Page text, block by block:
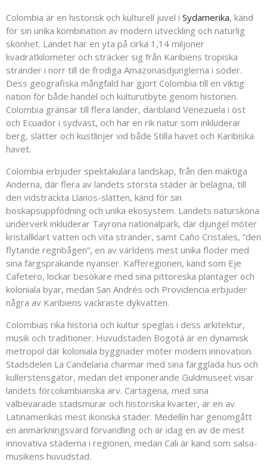
Colombia är en historisk och kulturell juvel i Sydamerika, känd
för sin unika kombination av modern utveckling och naturlig
skönhet. Landet har en yta på cirka 1,14 miljoner
kvadratkilometer och sträcker sig från Karibiens tropiska
stränder i norr till de frodiga Amazonasdjunglerna i söder.
Dess geografiska mångfald har gjort Colombia till en viktig
nation för både handel och kulturutbyte genom historien.
Colombia gränsar till flera länder, däribland Venezuela i öst
och Ecuador i sydväst, och har en rik natur som inkluderar
berg, slätter och kustlinjer vid både Stilla havet och Karibiska
havet.
Colombia erbjuder spektakulära landskap, från den mäktiga
Anderna, där flera av landets största städer är belägna, till
den vidsträckta Llanos-slätten, känd för sin
boskapsuppfödning och unika ekosystem. Landets natursköna
underverk inkluderar Tayrona nationalpark, där djungel möter
kristallklart vatten och vita stränder, samt Caño Cristales, ”den
flytande regnbågen”, en av världens mest unika floder med
sina färgsprakande nyanser. Kafferegionen, känd som Eje
Cafetero, lockar besökare med sina pittoreska plantager och
koloniala byar, medan San Andrés och Providencia erbjuder
några av Karibiens vackraste dykvatten.
Colombias rika historia och kultur speglas i dess arkitektur,
musik och traditioner. Huvudstaden Bogotá är en dynamisk
metropol där koloniala byggnader möter modern innovation.
Stadsdelen La Candelaria charmar med sina färgglada hus och
kullerstensgator, medan det imponerande Guldmuseet visar
landets förcolumbianska arv. Cartagena, med sina
välbevarade stadsmurar och historiska kvarter, är en av
Latinamerikas mest ikoniska städer. Medellín har genomgått
en anmärkningsvärd förvandling och är idag en av de mest
innovativa städerna i regionen, medan Cali är känd som salsa-
musikens huvudstad.